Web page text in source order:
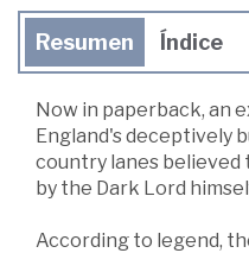
Resumen Índice
Now in paperback, an
England's deceptively
country lanes believed
by the Dark Lord
According to legend,